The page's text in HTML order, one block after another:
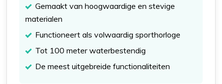
Gemaakt van hoogwaardige en stevige
materialen
Functioneert als volwaardig sporthorloge
Tot 100 meter waterbestendig
De meest uitgebreide functionaliteiten